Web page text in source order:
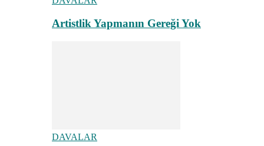
Artistlik Yapmanın Gereği Yok
DAVALAR